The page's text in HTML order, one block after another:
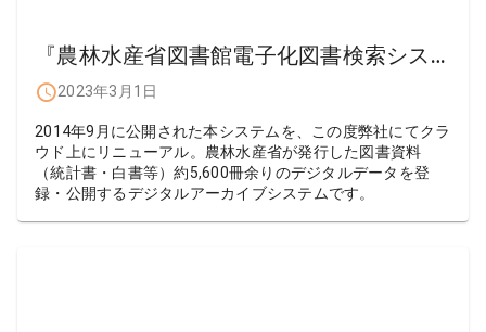
『農林水産省図書館電子化図書検索システム』リニューアル
2023年3月1日
2014年9月に公開された本システムを、この度弊社にてクラ
ウド上にリニューアル。農林水産省が発行した図書資料
（統計書・白書等）約5,600冊余りのデジタルデータを登
録・公開するデジタルアーカイブシステムです。